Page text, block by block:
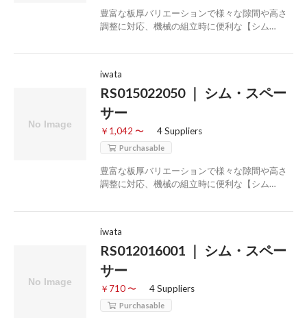
豊富な板厚バリエーションで様々な隙間や高さ
調整に対応、機械の組立時に便利な【シム…
iwata
RS015022050 ｜ シム・スペー
サー
￥1,042 〜 4 Suppliers
Purchasable
豊富な板厚バリエーションで様々な隙間や高さ
調整に対応、機械の組立時に便利な【シム…
iwata
RS012016001 ｜ シム・スペー
サー
￥710 〜 4 Suppliers
Purchasable